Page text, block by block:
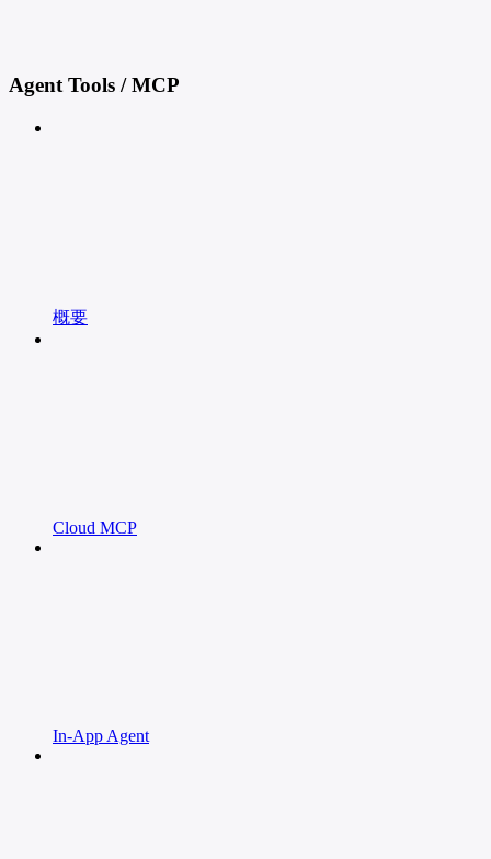
Agent Tools / MCP
概要
Cloud MCP
In-App Agent